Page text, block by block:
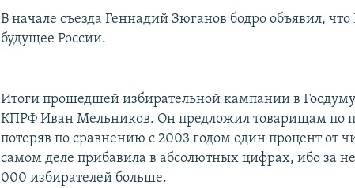
В начале съезда Геннадий Зюганов бодро объявил,
будущее России.
Итоги прошедшей избирательной кампании в
КПРФ Иван Мельников. Он предложил товарищам по
потеряв по сравнению с 2003 годом один процент
самом деле прибавила в абсолютных цифрах, ибо за
000 избирателей больше.